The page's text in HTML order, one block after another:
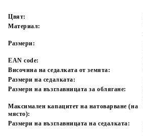
Цвят:
Материал:
Размери:
EAN code:
Височина на седалката от земята:
Размери на седалката:
Размери на възглавницата за облягане:
Максимален капацитет на натоварване (на
място):
Размери на възглавницата на седалката: